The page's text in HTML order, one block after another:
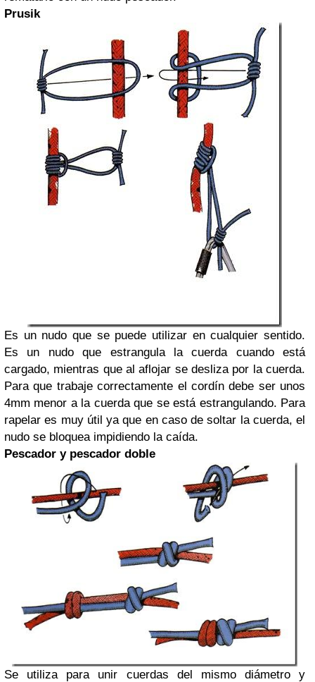
Prusik
Es un nudo que se puede utilizar en cualquier sentido.
Es un nudo que estrangula la cuerda cuando está
cargado, mientras que al aflojar se desliza por la cuerda.
Para que trabaje correctamente el cordín debe ser unos
4mm menor a la cuerda que se está estrangulando. Para
rapelar es muy útil ya que en caso de soltar la cuerda, el
nudo se bloquea impidiendo la caída.
Pescador y pescador doble
Se utiliza para unir cuerdas del mismo diámetro y